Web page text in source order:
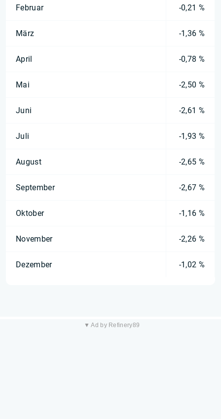
Februar -0,21 %
März -1,36 %
April -0,78 %
Mai -2,50 %
Juni -2,61 %
Juli -1,93 %
August -2,65 %
September -2,67 %
Oktober -1,16 %
November -2,26 %
Dezember -1,02 %
▼ Ad by Refinery89